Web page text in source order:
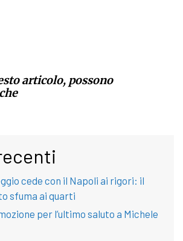
articolo, possono
cede con il Napoli ai rigori: il
sfuma ai quarti
per l’ultimo saluto a Michele